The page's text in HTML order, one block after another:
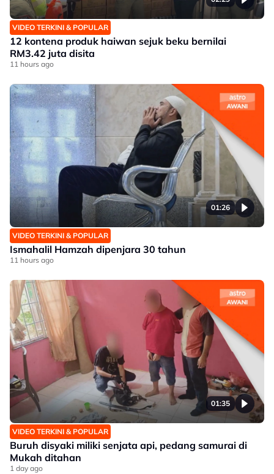
VIDEO TERKINI & POPULAR
12 kontena produk haiwan sejuk beku bernilai
RM3.42 juta disita
11 hours ago
01:26
VIDEO TERKINI & POPULAR
Ismahalil Hamzah dipenjara 30 tahun
11 hours ago
01:35
VIDEO TERKINI & POPULAR
Buruh disyaki miliki senjata api, pedang samurai di
Mukah ditahan
1 day ago